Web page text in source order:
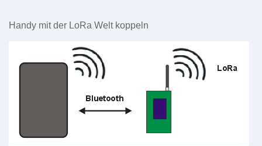
Handy mit der LoRa Welt koppeln